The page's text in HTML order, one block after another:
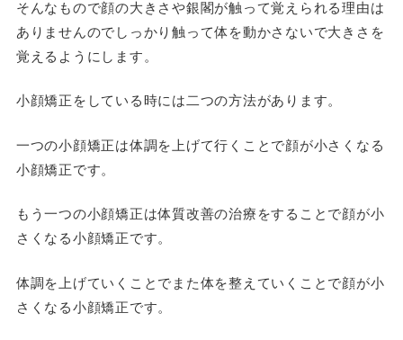
そんなもので顔の大きさや銀閣が触って覚えられる理由は
ありませんのでしっかり触って体を動かさないで大きさを
覚えるようにします。
小顔矯正をしている時には二つの方法があります。
一つの小顔矯正は体調を上げて行くことで顔が小さくなる
小顔矯正です。
もう一つの小顔矯正は体質改善の治療をすることで顔が小
さくなる小顔矯正です。
体調を上げていくことでまた体を整えていくことで顔が小
さくなる小顔矯正です。